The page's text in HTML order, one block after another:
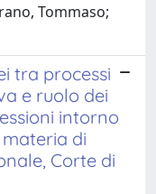
Tommaso;
tra processi
e ruolo dei
intorno
di
Corte di